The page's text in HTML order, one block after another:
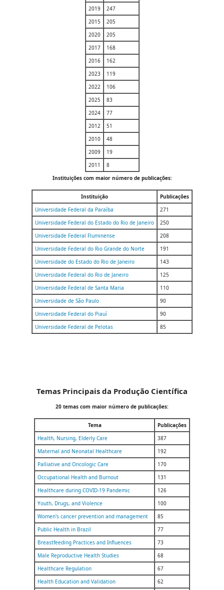
2019
247
2015
205
2020
205
2017
168
2016
162
2023
119
2022
106
2025
83
2024
77
2012
51
2010
48
2009
19
2011
8
Instituições com maior número de publicações:
Instituição
Publicações
Universidade Federal da Paraíba
271
Universidade Federal do Estado do Rio de Janeiro
250
Universidade Federal Fluminense
208
Universidade Federal do Rio Grande do Norte
191
Universidade do Estado do Rio de Janeiro
143
Universidade Federal do Rio de Janeiro
125
Universidade Federal de Santa Maria
110
Universidade de São Paulo
90
Universidade Federal do Piauí
90
Universidade Federal de Pelotas
85
Temas Principais da Produção Científica
20 temas com maior número de publicações:
Tema
Publicações
Health, Nursing, Elderly Care
387
Maternal and Neonatal Healthcare
192
Palliative and Oncologic Care
170
Occupational Health and Burnout
131
Healthcare during COVID-19 Pandemic
126
Youth, Drugs, and Violence
100
Women's cancer prevention and management
85
Public Health in Brazil
77
Breastfeeding Practices and Influences
73
Male Reproductive Health Studies
68
Healthcare Regulation
67
Health Education and Validation
62